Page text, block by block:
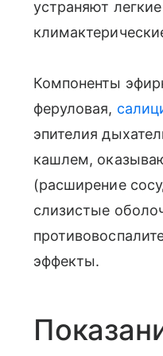
устраняют
Компоненты
феруловая,
эпителия
кашлем,
(расширение
слизистые
эффекты.